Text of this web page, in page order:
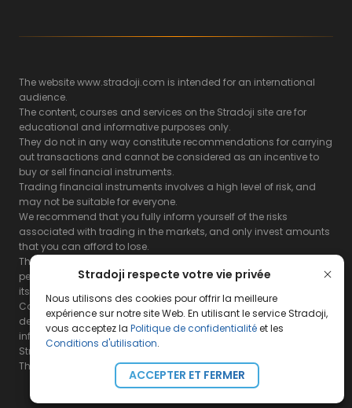
Stradoji respecte votre vie privée
Nous utilisons des cookies pour offrir la meilleure
expérience sur notre site Web. En utilisant le service Stradoji,
vous acceptez la Politique de confidentialitéet les
Conditions d'utilisation.
ACCEPTER ET FERMER
The website www.stradoji.com is intended for an international
audience.
The content, courses and services on the Stradoji site are for
educational and informative purposes only.
They do not in any way constitute recommendations for carrying
out transactions and cannot be considered as an incentive to
buy or sell financial instruments.
Trading financial instruments involves a high level of risk, and
may not be suitable for everyone.
We recommend that you fully inform yourself of the risks
associated with trading in the markets, and only invest amounts
that you can afford to lose.
The Stradoji site does not guarantee the results or the
performance of products based on the information contained on
its site and its servers.
Consequently, the Stradoji site and its publishing company
decline all responsibility in the use that may be made of this
information and the consequences that may result therefrom.
Stradoji Services are not authorized for US citizens or US residents.
The full legal notices areavailable here.